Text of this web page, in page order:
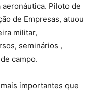
Piloto de
de Empresas, atuou
militar,
seminários ,
campo.
importantes que